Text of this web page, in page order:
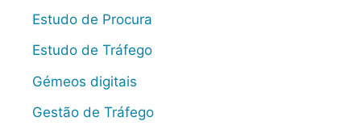
Estudo de Procura
Estudo de Tráfego
Gémeos digitais
Gestão de Tráfego